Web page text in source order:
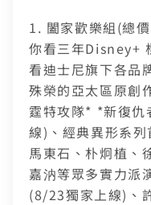
1. 闔家歡樂組(總
你看三年Disney+
看迪士尼旗下各品
殊榮的亞太區原創
霆特攻隊* *新復
線)、經典異形系列
馬東石、朴炯植、
嘉汭等眾多實力派
(8/23獨家上線)、
驗證碼
驗證碼
合約剩餘6個月內才
服務，歡
如對續約有任
您的區域符合光
享有相同價
您的居住區域
如有疑問請洽詢
發
你的裝機區域正在進行
法獲得解決，
查無行動電話資料，
資料後
中嘉寬
加入好
即享
查
智
掃描QR
LINE 對
或等待
點選「
好禮將